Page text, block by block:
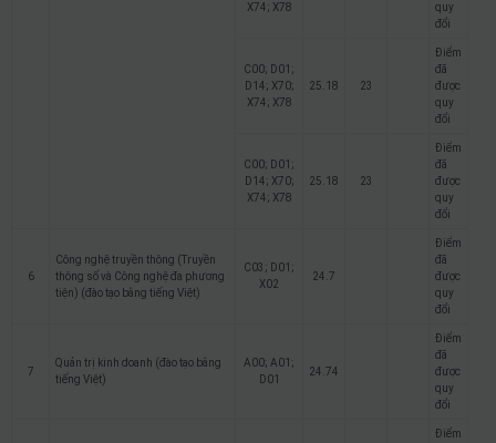
X74; X78
quy
đổi
C00; D01;
D14; X70;
X74; X78
25.18 23
Điểm
đã
được
quy
đổi
C00; D01;
D14; X70;
X74; X78
25.18 23
Điểm
đã
được
quy
đổi
6
Công nghệ truyền thông (Truyền
thông số và Công nghệ đa phương
tiện) (đào tạo bằng tiếng Việt)
C03; D01;
X02
24.7
Điểm
đã
được
quy
đổi
7
Quản trị kinh doanh (đào tạo bằng
tiếng Việt)
A00; A01;
D01
24.74
Điểm
đã
được
quy
đổi
Điểm